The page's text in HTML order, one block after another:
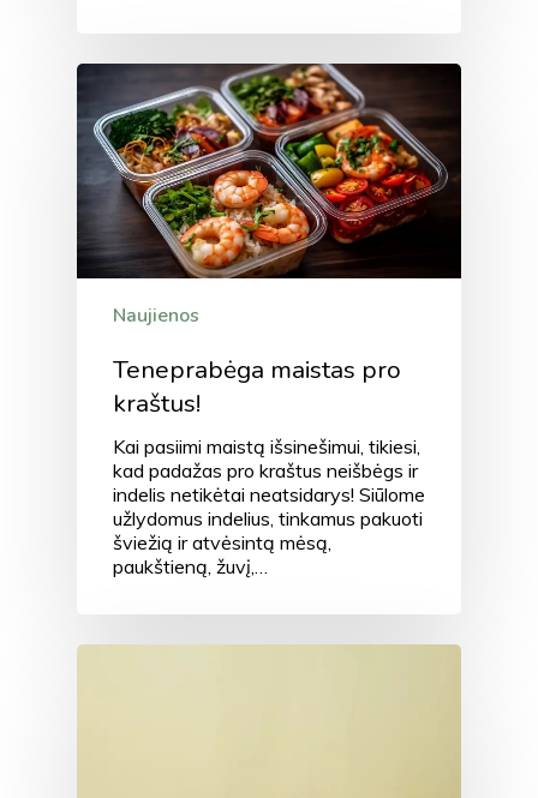
Naujienos
Teneprabėga maistas pro
kraštus!
Kai pasiimi maistą išsinešimui, tikiesi,
kad padažas pro kraštus neišbėgs ir
indelis netikėtai neatsidarys! Siūlome
užlydomus indelius, tinkamus pakuoti
šviežią ir atvėsintą mėsą,
paukštieną, žuvį,…